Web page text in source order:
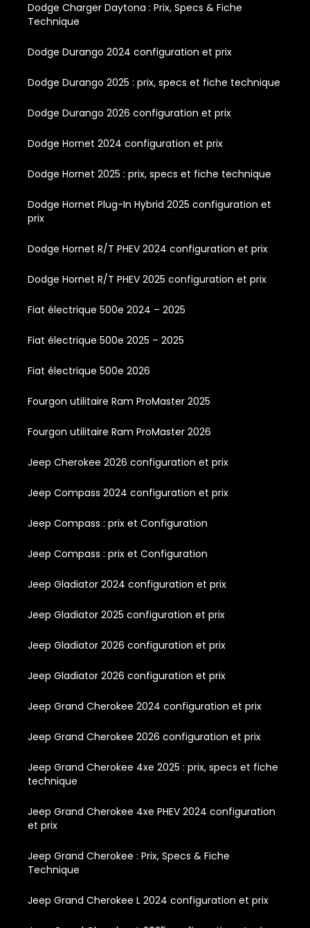
Dodge Charger Daytona : Prix, Specs & Fiche
Technique
Dodge Durango 2024 configuration et prix
Dodge Durango 2025 : prix, specs et fiche technique
Dodge Durango 2026 configuration et prix
Dodge Hornet 2024 configuration et prix
Dodge Hornet 2025 : prix, specs et fiche technique
Dodge Hornet Plug-In Hybrid 2025 configuration et
prix
Dodge Hornet R/T PHEV 2024 configuration et prix
Dodge Hornet R/T PHEV 2025 configuration et prix
Fiat électrique 500e 2024 – 2025
Fiat électrique 500e 2025 – 2025
Fiat électrique 500e 2026
Fourgon utilitaire Ram ProMaster 2025
Fourgon utilitaire Ram ProMaster 2026
Jeep Cherokee 2026 configuration et prix
Jeep Compass 2024 configuration et prix
Jeep Compass : prix et Configuration
Jeep Compass : prix et Configuration
Jeep Gladiator 2024 configuration et prix
Jeep Gladiator 2025 configuration et prix
Jeep Gladiator 2026 configuration et prix
Jeep Gladiator 2026 configuration et prix
Jeep Grand Cherokee 2024 configuration et prix
Jeep Grand Cherokee 2026 configuration et prix
Jeep Grand Cherokee 4xe 2025 : prix, specs et fiche
technique
Jeep Grand Cherokee 4xe PHEV 2024 configuration
et prix
Jeep Grand Cherokee : Prix, Specs & Fiche
Technique
Jeep Grand Cherokee L 2024 configuration et prix